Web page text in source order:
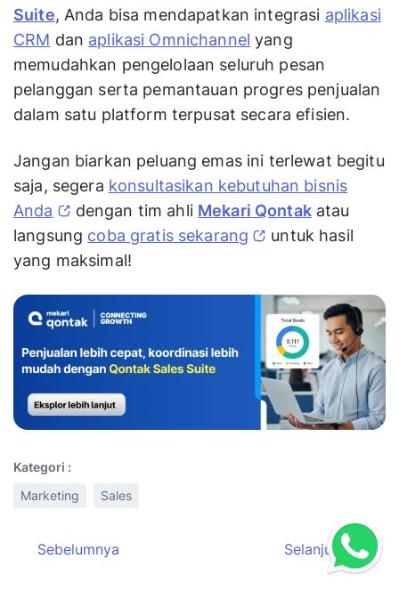
Suite, Anda bisa mendapatkan integrasi aplikasi
CRM dan aplikasi Omnichannel yang
memudahkan pengelolaan seluruh pesan
pelanggan serta pemantauan progres penjualan
dalam satu platform terpusat secara efisien.
Jangan biarkan peluang emas ini terlewat begitu
saja, segera konsultasikan kebutuhan bisnis
Anda
dengan tim ahli Mekari Qontakatau
langsung coba gratis sekarang
untuk hasil
yang maksimal!
Kategori :
Marketing
Sales
Sebelumnya Selanjutnya